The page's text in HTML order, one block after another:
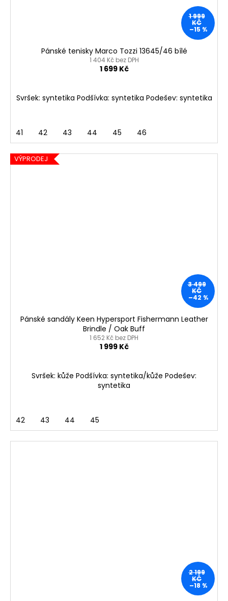
1 999
KČ
–15 %
Pánské tenisky Marco Tozzi 13645/46 bílé
1 404 Kč bez DPH
1 699 Kč
Svršek: syntetika Podšívka: syntetika Podešev: syntetika
41 42 43 44 45 46
VÝPRODEJ
3 499
KČ
–42 %
Pánské sandály Keen Hypersport Fishermann Leather
Brindle / Oak Buff
1 652 Kč bez DPH
1 999 Kč
Svršek: kůže Podšívka: syntetika/kůže Podešev:
syntetika
42 43 44 45
2 199
KČ
–18 %